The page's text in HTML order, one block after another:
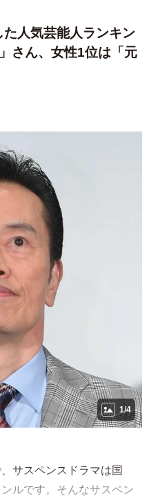
人気芸能人ランキン
さん、女性1位は「元
1/4
サスペンスドラマは国
ルです。そんなサスペン